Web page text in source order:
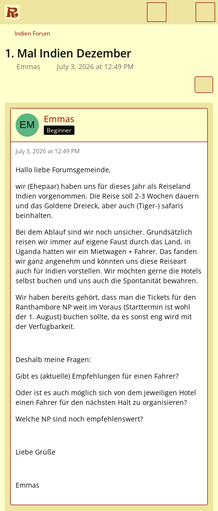
Indien Forum
1. Mal Indien Dezember
Emmas July 3, 2026 at 12:49 PM
Emmas
Beginner
July 3, 2026 at 12:49 PM
Hallo liebe Forumsgemeinde,
wir (Ehepaar) haben uns für dieses Jahr als Reiseland
Indien vorgenommen. Die Reise soll 2-3 Wochen dauern
und das Goldene Dreieck, aber auch (Tiger-) safaris
beinhalten.
Bei dem Ablauf sind wir noch unsicher. Grundsätzlich
reisen wir immer auf eigene Faust durch das Land, in
Uganda hatten wir ein Mietwagen + Fahrer. Das fanden
wir ganz angenehm und könnten uns diese Reiseart
auch für Indien vorstellen. Wir möchten gerne die Hotels
selbst buchen und uns auch die Spontanität bewahren.
Wir haben bereits gehört, dass man die Tickets für den
Ranthambore NP weit im Voraus (Starttermin ist wohl
der 1. August) buchen sollte, da es sonst eng wird mit
der Verfügbarkeit.
Deshalb meine Fragen:
Gibt es (aktuelle) Empfehlungen für einen Fahrer?
Oder ist es auch möglich sich von dem jeweiligen Hotel
einen Fahrer für den nächsten Halt zu organisieren?
Welche NP sind noch empfehlenswert?
Liebe Grüße
Emmas